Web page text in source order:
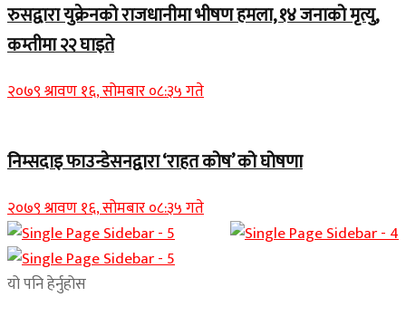
रुसद्वारा युक्रेनको राजधानीमा भीषण हमला, १४ जनाको मृत्यु,
कम्तीमा २२ घाइते
२०७९ श्रावण १६, सोमबार ०८:३५ गते
निम्सदाइ फाउन्डेसनद्वारा ‘राहत कोष’ को घोषणा
२०७९ श्रावण १६, सोमबार ०८:३५ गते
यो पनि हेर्नुहोस